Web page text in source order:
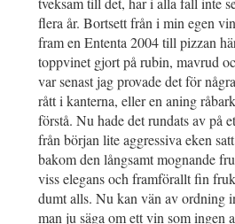
flera år. Bortsett från i min egen
fram en Ententa 2004 till pizzan
toppvinet gjort på rubin, mavrud
var senast jag provade det för
rått i kanterna, eller en aning
förstå. Nu hade det rundats av på
från början lite aggressiva eken
bakom den långsamt mognande
viss elegans och framförallt fin
dumt alls. Nu kan vän av ordning
man ju säga om ett vin som ingen